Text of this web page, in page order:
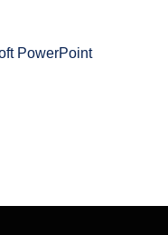
PowerPoint